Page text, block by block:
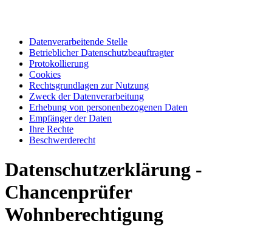
Datenverarbeitende Stelle
Betrieblicher Datenschutzbeauftragter
Protokollierung
Cookies
Rechtsgrundlagen zur Nutzung
Zweck der Datenverarbeitung
Erhebung von personenbezogenen Daten
Empfänger der Daten
Ihre Rechte
Beschwerderecht
Datenschutzerklärung -
Chancenprüfer
Wohnberechtigung